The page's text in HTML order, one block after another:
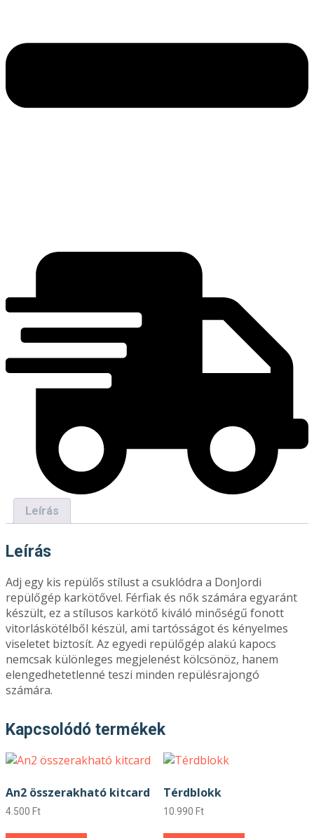
Leírás
Leírás
Adj egy kis repülős stílust a csuklódra a DonJordi
repülőgép karkötővel. Férfiak és nők számára egyaránt
készült, ez a stílusos karkötő kiváló minőségű fonott
vitorláskötélből készül, ami tartósságot és kényelmes
viseletet biztosít. Az egyedi repülőgép alakú kapocs
nemcsak különleges megjelenést kölcsönöz, hanem
elengedhetetlenné teszi minden repülésrajongó
számára.
Kapcsolódó termékek
An2 összerakható kitcard
4.500 Ft
Térdblokk
10.990 Ft